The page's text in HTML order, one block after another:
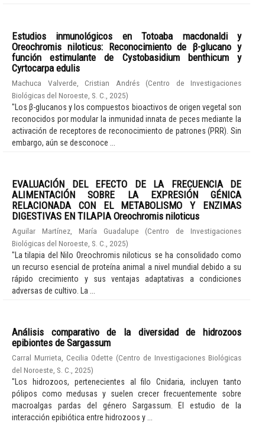
Estudios inmunológicos en Totoaba macdonaldi y
Oreochromis niloticus: Reconocimiento de β-glucano y
función estimulante de Cystobasidium benthicum y
Cyrtocarpa edulis
Machuca Valverde, Cristian Andrés (Centro de Investigaciones
Biológicas del Noroeste, S. C.
2025)
"Los β-glucanos y los compuestos bioactivos de origen vegetal son
reconocidos por modular la inmunidad innata de peces mediante la
activación de receptores de reconocimiento de patrones (PRR). Sin
embargo, aún se desconoce ...
EVALUACIÓN DEL EFECTO DE LA FRECUENCIA DE
ALIMENTACIÓN SOBRE LA EXPRESIÓN GÉNICA
RELACIONADA CON EL METABOLISMO Y ENZIMAS
DIGESTIVAS EN TILAPIA Oreochromis niloticus
Aguilar Martínez, María Guadalupe (Centro de Investigaciones
Biológicas del Noroeste, S. C.
2025)
"La tilapia del Nilo Oreochromis niloticus se ha consolidado como
un recurso esencial de proteína animal a nivel mundial debido a su
rápido crecimiento y sus ventajas adaptativas a condiciones
adversas de cultivo. La ...
Análisis comparativo de la diversidad de hidrozoos
epibiontes de Sargassum
Carral Murrieta, Cecilia Odette (Centro de Investigaciones Biológicas
del Noroeste, S. C.
2025)
"Los hidrozoos, pertenecientes al filo Cnidaria, incluyen tanto
pólipos como medusas y suelen crecer frecuentemente sobre
macroalgas pardas del género Sargassum. El estudio de la
interacción epibiótica entre hidrozoos y ...